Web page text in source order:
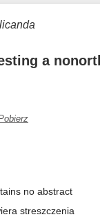
a
no abstract
streszczenia